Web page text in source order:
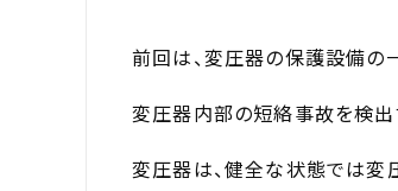
前回は、変圧器の保護設備の
変圧器内部の短絡事故を検出
変圧器は、健全な状態では